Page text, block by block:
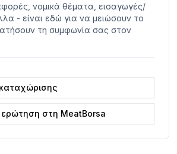
νομικά θέματα, εισαγωγές/
- είναι εδώ για να μειώσουν το
τη συμφωνία σας στον
ερώτηση στη MeatBorsa